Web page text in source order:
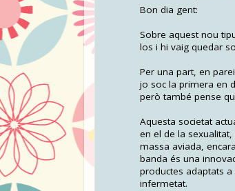
Bon dia gent:
Sobre aquest nou
los i hi vaig quedar
Per una part, en
jo soc la primera en
però també pense
Aquesta societat
en el de la
massa aviada,
banda és una
productes adaptats
infermetat.